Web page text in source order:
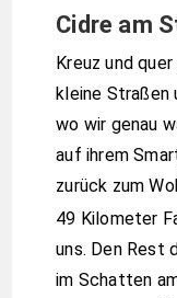
Cidre am
Kreuz und
kleine Straßen
wo wir genau
auf ihrem
zurück zum
49 Kilometer
uns. Den Rest
im Schatten